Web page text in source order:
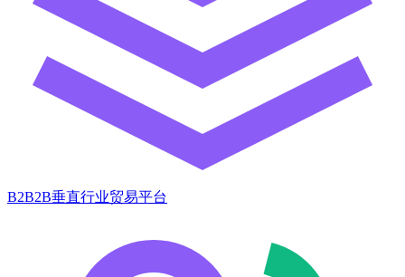
B2B2B垂直行业贸易平台